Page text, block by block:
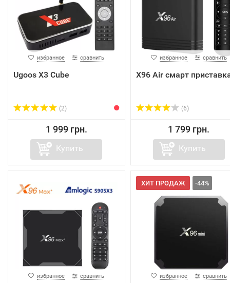
избранное сравнить
Ugoos X3 Cube
(2)
1 999 грн.
Купить
избранное сравнить
X96 Air смарт
(6)
1 799 грн.
Купить
избранное сравнить
ХИТ ПРОДАЖ -44%
избранное сравнить